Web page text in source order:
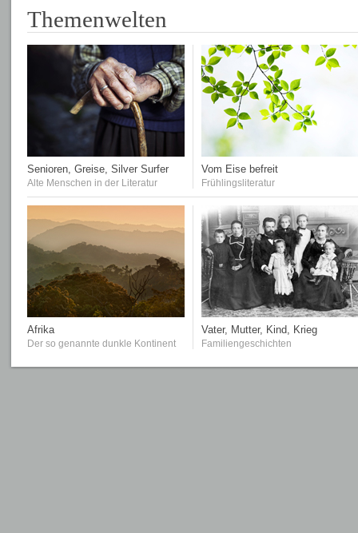
Themenwelten
Senioren, Greise, Silver Surfer
Alte Menschen in der Literatur
Vom Eise befreit
Frühlingsliteratur
Afrika
Der so genannte dunkle Kontinent
Vater, Mutter, Kind, Krieg
Familiengeschichten